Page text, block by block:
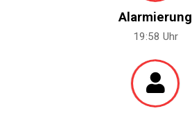
Alarmierung
19:58 Uhr